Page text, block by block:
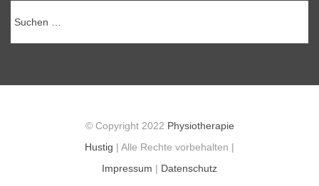
© Copyright 2022 Physiotherapie
Hustig | Alle Rechte vorbehalten |
Impressum | Datenschutz